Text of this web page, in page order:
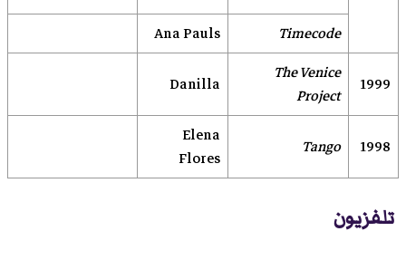
Timecode
Ana Pauls
1999
The Venice
Project
Danilla
1998
Tango
Elena
Flores
تلفزيون